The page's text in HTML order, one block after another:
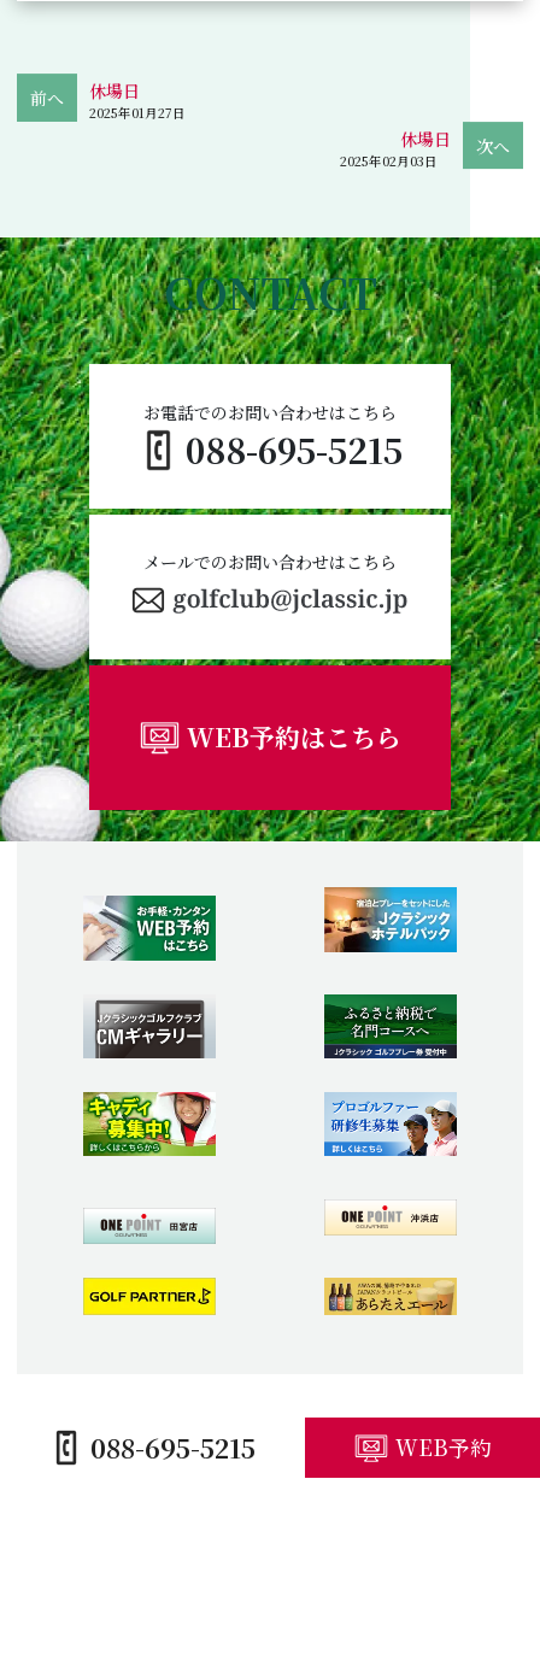
088-695-5215 WEB予約
休場日
2025年01月27日
休場日
2025年02月03日
CONTACT
088-695-5215
お電話でのお問い合わせはこちら
メールでのお問い合わせはこちら
WEB予約はこちら